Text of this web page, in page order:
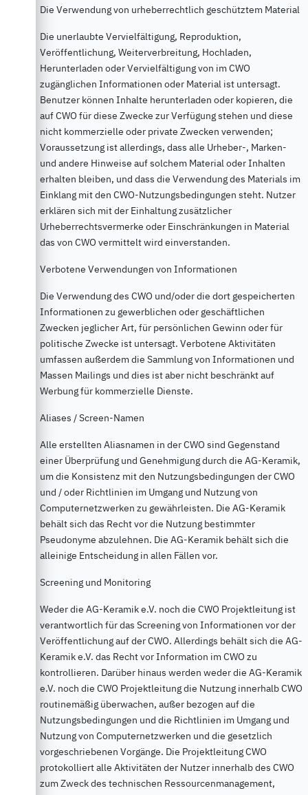
Die Verwendung von urheberrechtlich geschütztem Material
Die unerlaubte Vervielfältigung, Reproduktion,
Veröffentlichung, Weiterverbreitung, Hochladen,
Herunterladen oder Vervielfältigung von im CWO
zugänglichen Informationen oder Material ist untersagt.
Benutzer können Inhalte herunterladen oder kopieren, die
auf CWO für diese Zwecke zur Verfügung stehen und diese
nicht kommerzielle oder private Zwecken verwenden;
Voraussetzung ist allerdings, dass alle Urheber-, Marken-
und andere Hinweise auf solchem Material oder Inhalten
erhalten bleiben, und dass die Verwendung des Materials im
Einklang mit den CWO-Nutzungsbedingungen steht. Nutzer
erklären sich mit der Einhaltung zusätzlicher
Urheberrechtsvermerke oder Einschränkungen in Material
das von CWO vermittelt wird einverstanden.
Verbotene Verwendungen von Informationen
Die Verwendung des CWO und/oder die dort gespeicherten
Informationen zu gewerblichen oder geschäftlichen
Zwecken jeglicher Art, für persönlichen Gewinn oder für
politische Zwecke ist untersagt. Verbotene Aktivitäten
umfassen außerdem die Sammlung von Informationen und
Massen Mailings und dies ist aber nicht beschränkt auf
Werbung für kommerzielle Dienste.
Aliases / Screen-Namen
Alle erstellten Aliasnamen in der CWO sind Gegenstand
einer Überprüfung und Genehmigung durch die AG-Keramik,
um die Konsistenz mit den Nutzungsbedingungen der CWO
und / oder Richtlinien im Umgang und Nutzung von
Computernetzwerken zu gewährleisten. Die AG-Keramik
behält sich das Recht vor die Nutzung bestimmter
Pseudonyme abzulehnen. Die AG-Keramik behält sich die
alleinige Entscheidung in allen Fällen vor.
Screening und Monitoring
Weder die AG-Keramik e.V. noch die CWO Projektleitung ist
verantwortlich für das Screening von Informationen vor der
Veröffentlichung auf der CWO. Allerdings behält sich die AG-
Keramik e.V. das Recht vor Information im CWO zu
kontrollieren. Darüber hinaus werden weder die AG-Keramik
e.V. noch die CWO Projektleitung die Nutzung innerhalb CWO
routinemäßig überwachen, außer bezogen auf die
Nutzungsbedingungen und die Richtlinien im Umgang und
Nutzung von Computernetzwerken und die gesetzlich
vorgeschriebenen Vorgänge. Die Projektleitung CWO
protokolliert alle Aktivitäten der Nutzer innerhalb des CWO
zum Zweck des technischen Ressourcenmanagement,